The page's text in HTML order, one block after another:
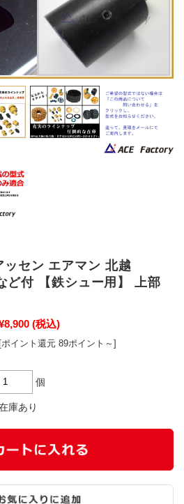
セン エアマン 北越
ど付 【鉄シュー用】 上部
(税込)
[ポイント還元 89ポイント～]
個
庫あり